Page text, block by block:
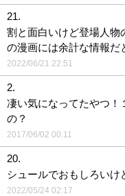
21.
割と面白いけど登場人物
の漫画には余計な情報だ
2022/06/21 22:51
2.
凄い気になってたやつ！
の？
2017/06/02 00:11
20.
シュールでおもしろいけ
2022/05/24 02:17